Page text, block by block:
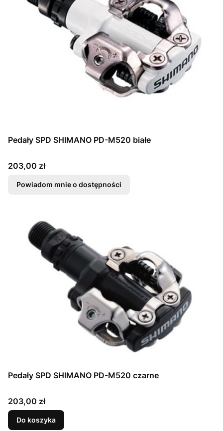
Pedały SPD SHIMANO PD-M520 białe
Cena
203,00 zł
Powiadom mnie o dostępności
Pedały SPD SHIMANO PD-M520 czarne
Cena
203,00 zł
Do koszyka